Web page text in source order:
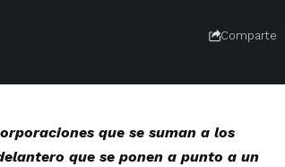
Comparte
que se suman a los
que se ponen a punto a un